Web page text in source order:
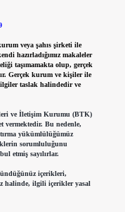
veya şahıs şirketi ile
hazırladığımız makaleler
taşımamakta olup, gerçek
Gerçek kurum ve kişiler ile
taslak halindedir ve
ve İletişim Kurumu (BTK)
vermektedir. Bu nedenle,
yükümlülüğümüz
sorumluluğunu
etmiş sayılırlar.
içerikleri,
halinde, ilgili içerikler yasal